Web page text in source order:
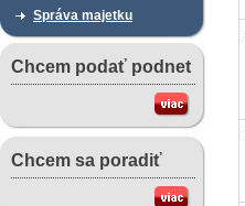
Správa majetku
Chcem podať podnet
Chcem sa poradiť